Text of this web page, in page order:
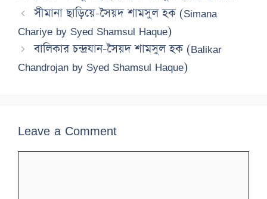
সীমানা ছাড়িয়ে-সৈয়দ শামসুল হক (Simana
Chariye by Syed Shamsul Haque)
বালিকার চন্দ্রযান-সৈয়দ শামসুল হক (Balikar
Chandrojan by Syed Shamsul Haque)
Leave a Comment